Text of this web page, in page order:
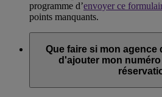
programme d’envoyer ce
points manquants.
Que faire si mon agence
d'ajouter mon numéro